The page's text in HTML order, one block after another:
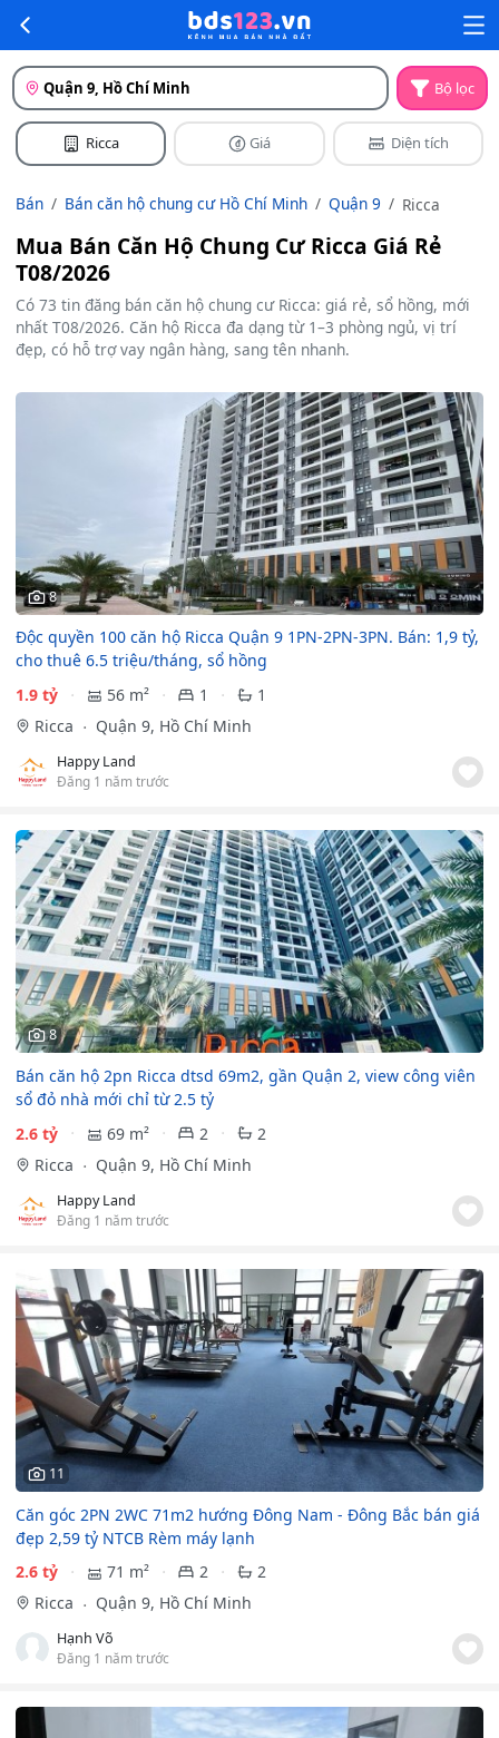
Quận 9, Hồ Chí Minh Bộ lọc
Ricca Giá Diện tích
Bán Bán căn hộ chung cư Hồ Chí Minh Quận 9 Ricca
Mua Bán Căn Hộ Chung Cư Ricca Giá Rẻ
T08/2026
Có 73 tin đăng bán căn hộ chung cư Ricca: giá rẻ, sổ hồng, mới
nhất T08/2026. Căn hộ Ricca đa dạng từ 1–3 phòng ngủ, vị trí
đẹp, có hỗ trợ vay ngân hàng, sang tên nhanh.
8
Độc quyền 100 căn hộ Ricca Quận 9 1PN-2PN-3PN. Bán: 1,9 tỷ,
cho thuê 6.5 triệu/tháng, sổ hồng
1.9 tỷ
56 m² 1
1
Ricca
Quận 9, Hồ Chí Minh
Happy Land
Đăng 1 năm trước
8
Bán căn hộ 2pn Ricca dtsd 69m2, gần Quận 2, view công viên
sổ đỏ nhà mới chỉ từ 2.5 tỷ
2.6 tỷ
69 m² 2
2
Ricca
Quận 9, Hồ Chí Minh
Happy Land
Đăng 1 năm trước
11
Căn góc 2PN 2WC 71m2 hướng Đông Nam - Đông Bắc bán giá
đẹp 2,59 tỷ NTCB Rèm máy lạnh
2.6 tỷ
71 m² 2
2
Ricca
Quận 9, Hồ Chí Minh
Hạnh Võ
Đăng 1 năm trước